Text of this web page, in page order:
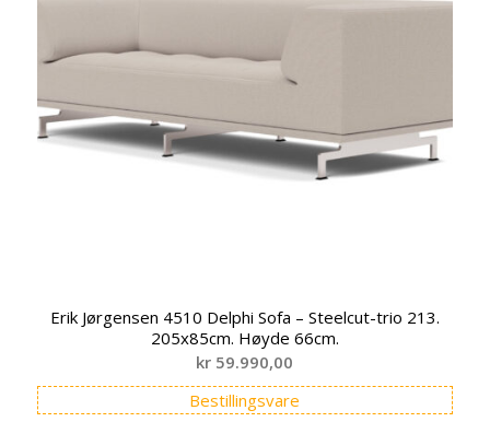
Erik Jørgensen 4510 Delphi Sofa – Steelcut-trio 213.
205x85cm. Høyde 66cm.
kr 59.990,00
Bestillingsvare